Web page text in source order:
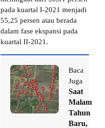
pada kuartal I-2021 menjadi
55,25 persen atau berada
dalam fase ekspansi pada
kuartal II-2021.
Baca
Juga
Saat
Malam
Tahun
Baru,